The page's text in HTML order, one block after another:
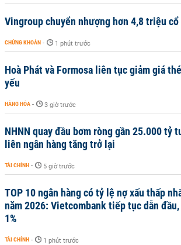
Vingroup chuyển nhượng hơn 4,8 triệu cổ
CHỨNG KHOÁN - 1 phút trước
Hoà Phát và Formosa liên tục giảm giá
yếu
HÀNG HÓA - 3 giờ trước
NHNN quay đầu bơm ròng gần 25.000 tỷ
liên ngân hàng tăng trở lại
TÀI CHÍNH - 5 giờ trước
TOP 10 ngân hàng có tỷ lệ nợ xấu thấp
năm 2026: Vietcombank tiếp tục dẫn
1%
TÀI CHÍNH - 1 phút trước